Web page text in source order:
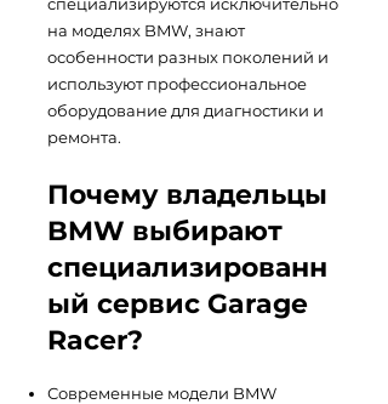
на моделях BMW, знают
особенности разных поколений и
используют профессиональное
оборудование для диагностики и
ремонта.
Почему владельцы
BMW выбирают
специализированн
ый сервис Garage
Racer?
Современные модели BMW